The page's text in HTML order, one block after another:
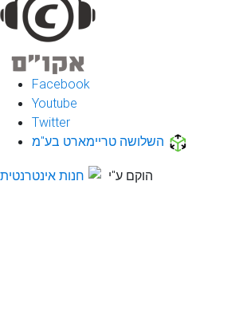
Facebook
Youtube
Twitter
השלושה טריימארט בע"מ
הוקם ע"י חנות אינטרנטית